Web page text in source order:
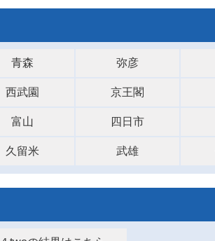
青森 弥彦
西武園 京王閣
富山 四日市
久留米 武雄